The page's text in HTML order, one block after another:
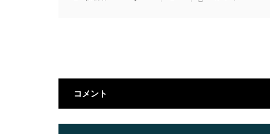
コメント